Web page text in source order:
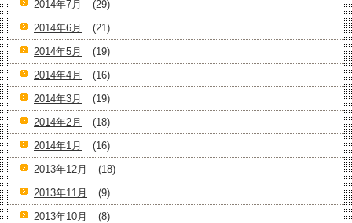
2014年7月
(29)
2014年6月
(21)
2014年5月
(19)
2014年4月
(16)
2014年3月
(19)
2014年2月
(18)
2014年1月
(16)
2013年12月
(18)
2013年11月
(9)
2013年10月
(8)